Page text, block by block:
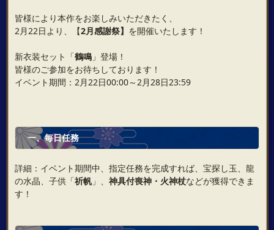
皆様により本作をお楽しみいただきたく、
2月22日より、【2月感謝祭】 を開催いたします！
新衣装セット「鶴鳴」登場！
皆様のご参加をお待ちしております！
イベント期間：2月22日00:00～2月28日23:59
一、毎日任務
詳細：イベント期間中、指定任務を完成すれば、宝探し玉、龍
の水晶、子供「祈帆」、 神具付喪神・火神杖などが獲得できま
す！